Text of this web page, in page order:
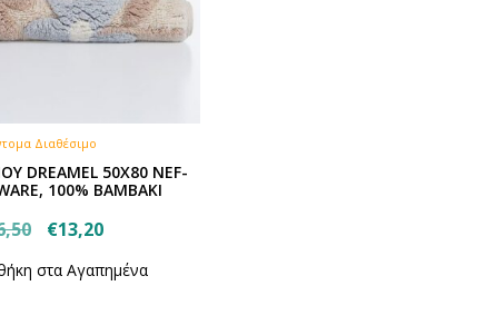
Διαθέσιμο
DREAMEL 50X80 NEF-
100% ΒΑΜΒΑΚΙ
Original
was:
€13,20Η
τιμή
στα Αγαπημένα